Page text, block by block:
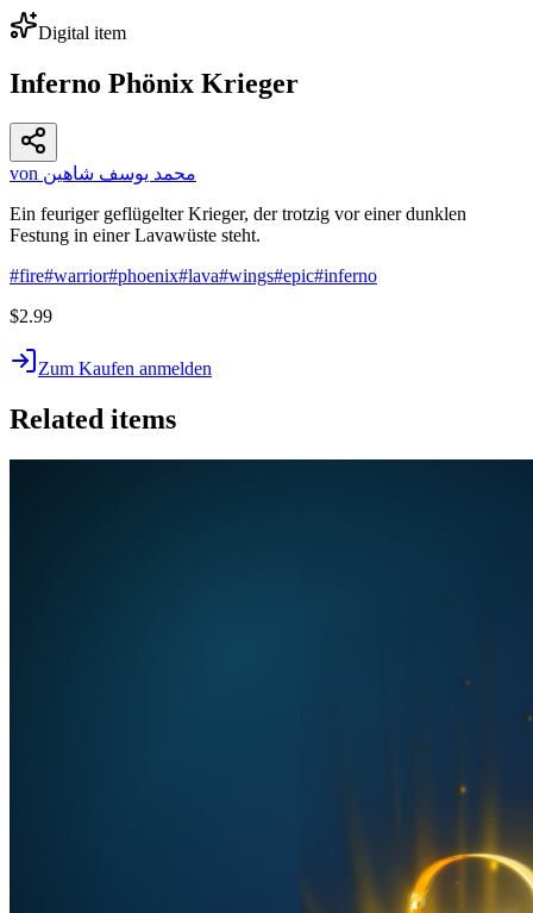
Digital item
Inferno Phönix Krieger
von محمد يوسف شاهين
Ein feuriger geflügelter Krieger, der trotzig vor einer dunklen
Festung in einer Lavawüste steht.
#fire#warrior#phoenix#lava#wings#epic#inferno
$2.99
Zum Kaufen anmelden
Related items